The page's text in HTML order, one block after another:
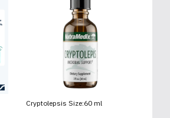
Cryptolepsis Size:60 ml